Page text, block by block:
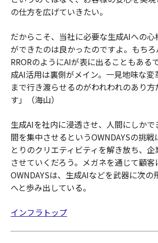
の仕方を広げていきたい。
だからこそ、当社に必要な生成AIへの心
ができたのは良かったのですよ。もちろ
RRORのようにAIが表に出ることもある
成AI活用は裏側がメイン。一見地味な変
まで行き渡らせるのがわれわれのあり方
す」（海山）
生成AIを社内に浸透させ、人間にしか
間を集中させるというOWNDAYSの挑
とりのクリエティビティを解き放ち、
させていくだろう。メガネを通じて顧
OWNDAYSは、生成AIなどを武器に次の
へと歩み出している。
インフラトップ